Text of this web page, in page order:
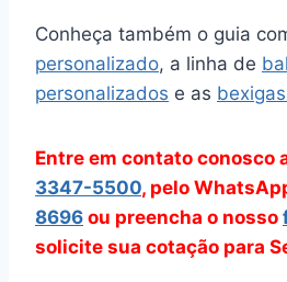
Conheça também o guia
personalizado, a linha de
personalizados e as
Entre em contato conosco
3347-5500, pelo
8696 ou preencha o nosso
solicite sua cotação para